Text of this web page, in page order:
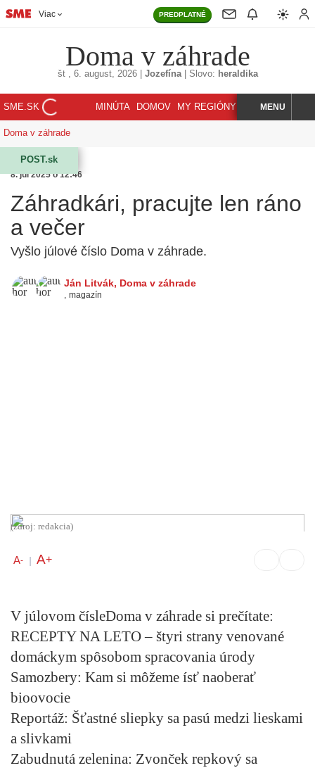
Viac PREDPLATNÉ
Doma v záhrade
št, 6. august, 2026| Jozefína| Slovo: heraldika
SME.SK MINÚTA DOMOV MY REGIÓNY KORZÁR
HĽADAJMENU
Doma v záhrade
POST.sk
8. júl 2025 o 12:46
Záhradkári, pracujte len ráno
a večer
Vyšlo júlové číslo Doma v záhrade.
Ján Litvák, Doma v záhrade
, magazín
(zdroj: redakcia)
A- | A+
V júlovom čísleDoma v záhrade si prečítate:
RECEPTY NA LETO– štyri strany venované
domáckym spôsobom spracovania úrody
Samozbery: Kam si môžeme ísť naoberať
bioovocie
Reportáž: Šťastné sliepky sa pasú medzi lieskami
a slivkami
Zabudnutá zelenina: Zvonček repkový sa